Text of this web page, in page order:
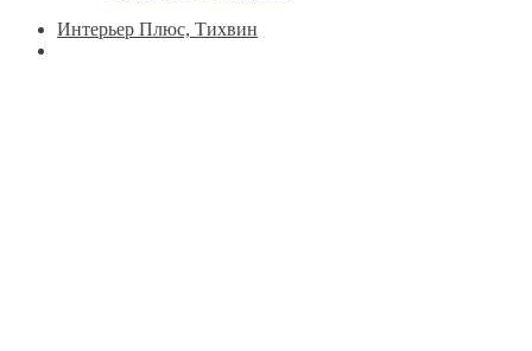
Интерьер Плюс, Тихвин